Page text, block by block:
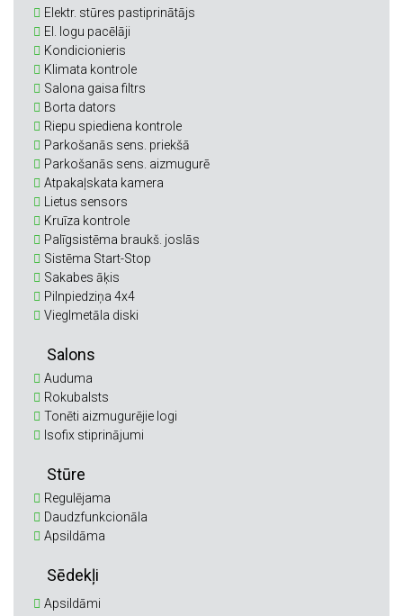
Elektr. stūres pastiprinātājs
El. logu pacēlāji
Kondicionieris
Klimata kontrole
Salona gaisa filtrs
Borta dators
Riepu spiediena kontrole
Parkošanās sens. priekšā
Parkošanās sens. aizmugurē
Atpakaļskata kamera
Lietus sensors
Kruīza kontrole
Palīgsistēma braukš. joslās
Sistēma Start-Stop
Sakabes āķis
Pilnpiedziņa 4x4
Vieglmetāla diski
Salons
Auduma
Rokubalsts
Tonēti aizmugurējie logi
Isofix stiprinājumi
Stūre
Regulējama
Daudzfunkcionāla
Apsildāma
Sēdekļi
Apsildāmi